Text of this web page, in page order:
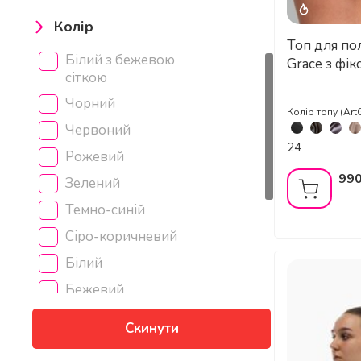
лимонний
пітон
пильно-рожевий
рожевий
сірий
сіро-жовтий
синій
смарагдовий
срібний
темне срібло
темно-синій
Колір
Білий з бежевою
сіткою
Чорний
Червоний
Рожевий
Зелений
Темно-синій
Сіро-коричневий
Білий
Бежевий
Скинути
Топ для
Grace з
Колір топу
24